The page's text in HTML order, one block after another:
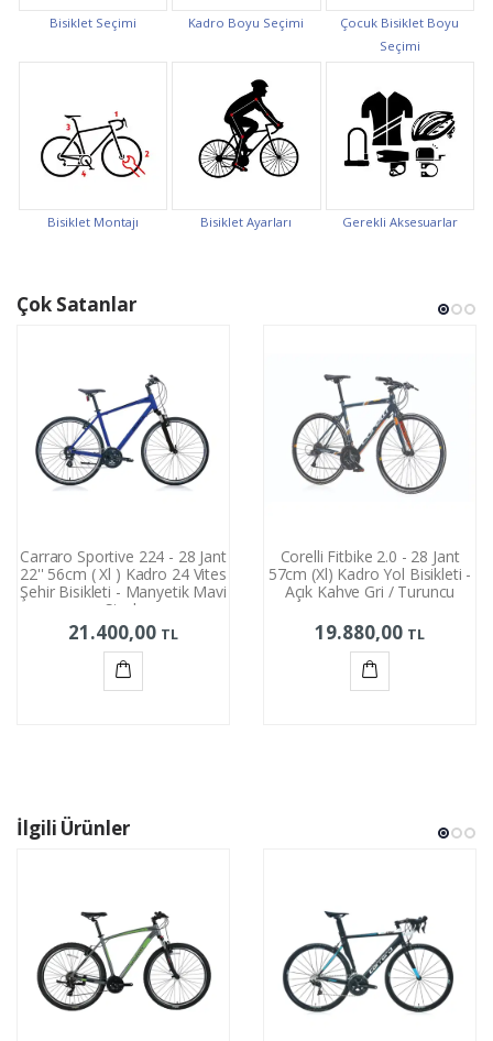
Bisiklet Seçimi Kadro Boyu Seçimi
Çocuk Bisiklet Boyu
Seçimi
Bisiklet Montajı Bisiklet Ayarları Gerekli Aksesuarlar
Çok Satanlar
Carraro Sportive 224 - 28 Jant
22'' 56cm ( Xl ) Kadro 24 Vites
Şehir Bisikleti - Manyetik Mavi
Siyah
21.400,00 TL
Corelli Fitbike 2.0 - 28 Jant
57cm (Xl) Kadro Yol Bisikleti -
Açık Kahve Gri / Turuncu
19.880,00 TL
İlgili Ürünler